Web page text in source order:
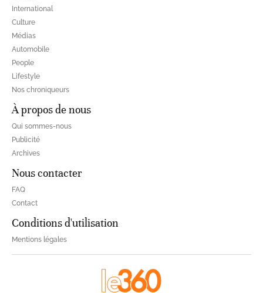
International
Culture
Médias
Automobile
People
Lifestyle
Nos chroniqueurs
À propos de nous
Qui sommes-nous
Publicité
Archives
Nous contacter
FAQ
Contact
Conditions d'utilisation
Mentions légales